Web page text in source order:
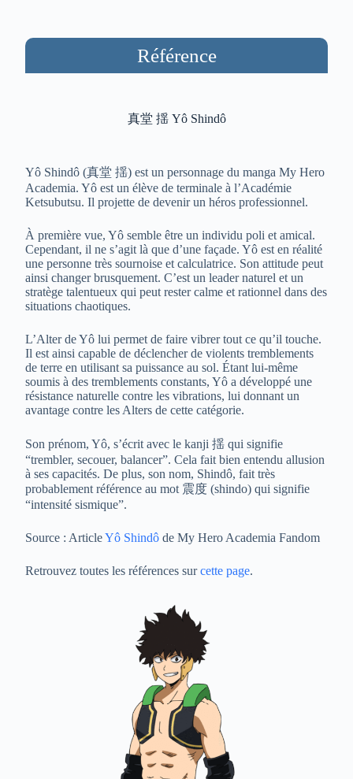
Référence
真堂 揺 Yô Shindô
Yô Shindô (真堂 揺) est un personnage du manga My Hero
Academia. Yô est un élève de terminale à l’Académie
Ketsubutsu. Il projette de devenir un héros professionnel.
À première vue, Yô semble être un individu poli et amical.
Cependant, il ne s’agit là que d’une façade. Yô est en réalité
une personne très sournoise et calculatrice. Son attitude peut
ainsi changer brusquement. C’est un leader naturel et un
stratège talentueux qui peut rester calme et rationnel dans des
situations chaotiques.
L’Alter de Yô lui permet de faire vibrer tout ce qu’il touche.
Il est ainsi capable de déclencher de violents tremblements
de terre en utilisant sa puissance au sol. Étant lui-même
soumis à des tremblements constants, Yô a développé une
résistance naturelle contre les vibrations, lui donnant un
avantage contre les Alters de cette catégorie.
Son prénom, Yô, s’écrit avec le kanji 揺 qui signifie
“trembler, secouer, balancer”. Cela fait bien entendu allusion
à ses capacités. De plus, son nom, Shindô, fait très
probablement référence au mot 震度 (shindo) qui signifie
“intensité sismique”.
Source : ArticleYô Shindô de My Hero Academia Fandom
Retrouvez toutes les références surcette page.